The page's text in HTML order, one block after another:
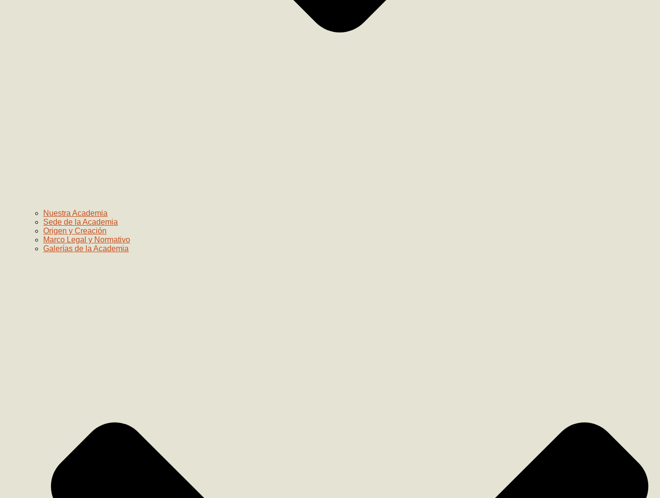
Nuestra Academia
Sede de la Academia
Origen y Creación
Marco Legal y Normativo
Galerías de la Academia